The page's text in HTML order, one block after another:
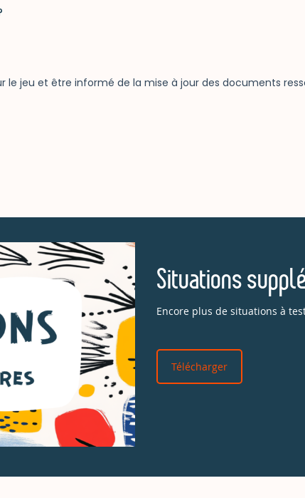
Situations
Encore plus de situations à
Télécharger